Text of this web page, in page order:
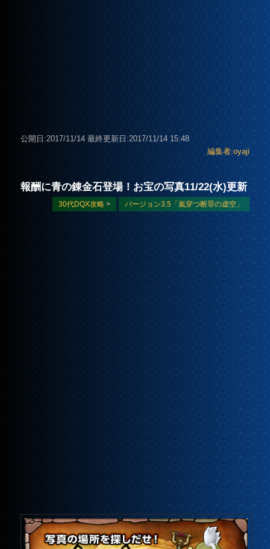
公開日:2017/11/14 最終更新日:2017/11/14 15:48
編集者:oyaji
報酬に青の錬金石登場！お宝の写真11/22(水)更新
30代DQX攻略> バージョン3.5「嵐穿つ断罪の虚空」